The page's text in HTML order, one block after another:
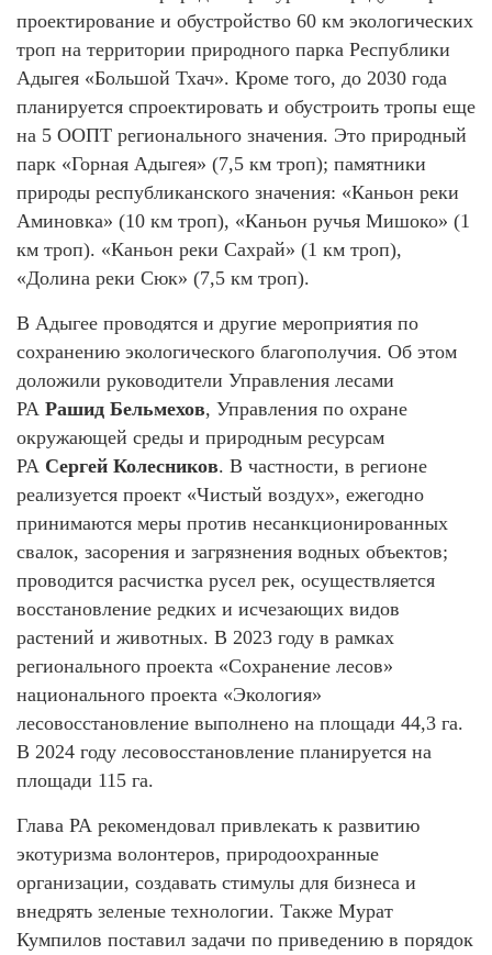
проектирование и обустройство 60 км экологических
троп на территории природного парка Республики
Адыгея «Большой Тхач». Кроме того, до 2030 года
планируется спроектировать и обустроить тропы еще
на 5 ООПТ регионального значения. Это природный
парк «Горная Адыгея» (7,5 км троп); памятники
природы республиканского значения: «Каньон реки
Аминовка» (10 км троп), «Каньон ручья Мишоко» (1
км троп). «Каньон реки Сахрай» (1 км троп),
«Долина реки Сюк» (7,5 км троп).
В Адыгее проводятся и другие мероприятия по
сохранению экологического благополучия. Об этом
доложили руководители Управления лесами
РА Рашид Бельмехов, Управления по охране
окружающей среды и природным ресурсам
РА Сергей Колесников. В частности, в регионе
реализуется проект «Чистый воздух», ежегодно
принимаются меры против несанкционированных
свалок, засорения и загрязнения водных объектов;
проводится расчистка русел рек, осуществляется
восстановление редких и исчезающих видов
растений и животных. В 2023 году в рамках
регионального проекта «Сохранение лесов»
национального проекта «Экология»
лесовосстановление выполнено на площади 44,3 га.
В 2024 году лесовосстановление планируется на
площади 115 га.
Глава РА рекомендовал привлекать к развитию
экотуризма волонтеров, природоохранные
организации, создавать стимулы для бизнеса и
внедрять зеленые технологии. Также Мурат
Кумпилов поставил задачи по приведению в порядок